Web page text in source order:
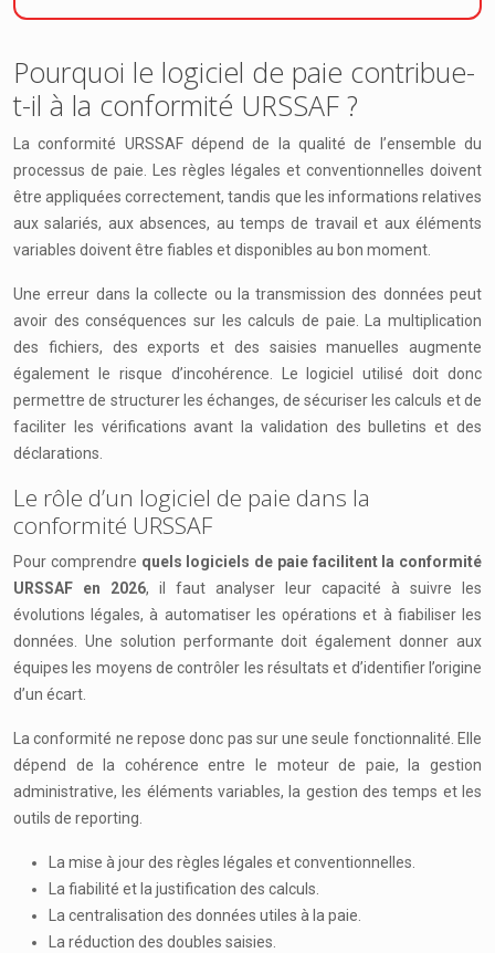
Pourquoi le logiciel de paie contribue-
t-il à la conformité URSSAF ?
La conformité URSSAF dépend de la qualité de l’ensemble du
processus de paie. Les règles légales et conventionnelles doivent
être appliquées correctement, tandis que les informations relatives
aux salariés, aux absences, au temps de travail et aux éléments
variables doivent être fiables et disponibles au bon moment.
Une erreur dans la collecte ou la transmission des données peut
avoir des conséquences sur les calculs de paie. La multiplication
des fichiers, des exports et des saisies manuelles augmente
également le risque d’incohérence. Le logiciel utilisé doit donc
permettre de structurer les échanges, de sécuriser les calculs et de
faciliter les vérifications avant la validation des bulletins et des
déclarations.
Le rôle d’un logiciel de paie dans la
conformité URSSAF
Pour comprendre quels logiciels de paie facilitent la conformité
URSSAF en 2026, il faut analyser leur capacité à suivre les
évolutions légales, à automatiser les opérations et à fiabiliser les
données. Une solution performante doit également donner aux
équipes les moyens de contrôler les résultats et d’identifier l’origine
d’un écart.
La conformité ne repose donc pas sur une seule fonctionnalité. Elle
dépend de la cohérence entre le moteur de paie, la gestion
administrative, les éléments variables, la gestion des temps et les
outils de reporting.
La mise à jour des règles légales et conventionnelles.
La fiabilité et la justification des calculs.
La centralisation des données utiles à la paie.
La réduction des doubles saisies.